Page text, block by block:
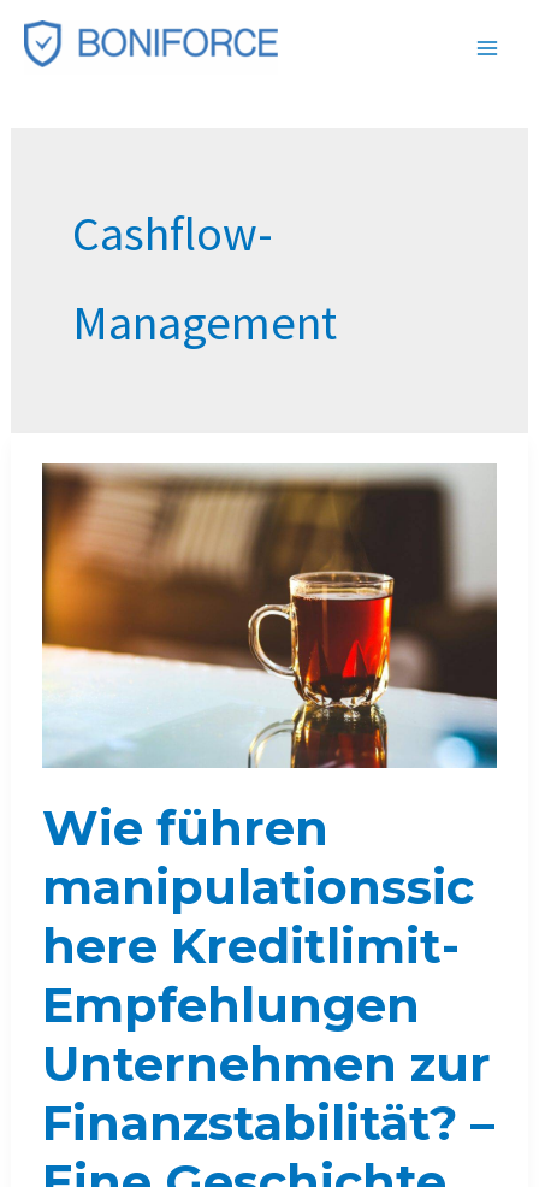
Zum
Inhalt
Cashflow-
Management
Wie führen
manipulationssic
here Kreditlimit-
Empfehlungen
Unternehmen zur
Finanzstabilität? –